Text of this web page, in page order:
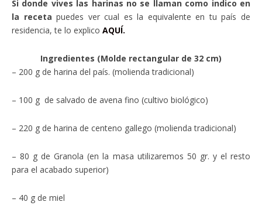
Si donde vives las harinas no se llaman como indico en
la receta puedes ver cual es la equivalente en tu país de
residencia, te lo explico AQUÍ.
Ingredientes (Molde rectangular de 32 cm)
– 200 g de harina del país. (molienda tradicional)
– 100 g de salvado de avena fino (cultivo biológico)
– 220 g de harina de centeno gallego (molienda tradicional)
– 80 g de Granola (en la masa utilizaremos 50 gr. y el resto
para el acabado superior)
– 40 g de miel